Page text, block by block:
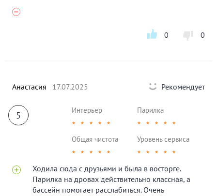
0 0
Анастасия 17.07.2025 Рекомендует
5 Интерьер
★ ★ ★ ★ ★
Парилка
★ ★ ★ ★ ★
Общая чистота
★ ★ ★ ★ ★
Уровень сервиса
★ ★ ★ ★ ★
Ходила сюда с друзьями и была в восторге.
Парилка на дровах действительно классная, а
бассейн помогает расслабиться. Очень